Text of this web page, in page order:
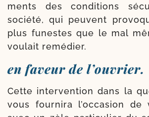
ments des condi­tions
socié­té, qui peuvent
plus funestes que le mal
vou­lait remédier.
en faveur de l’ouvrier.
Cette inter­ven­tion dans la
vous four­ni­ra l’oc­casion de